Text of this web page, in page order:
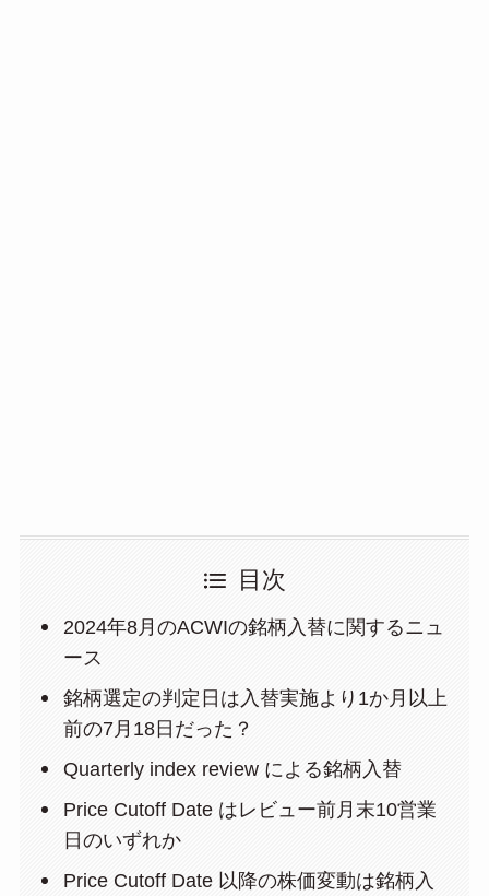
目次
2024年8月のACWIの銘柄入替に関するニュ
ース
銘柄選定の判定日は入替実施より1か月以上
前の7月18日だった？
Quarterly index review による銘柄入替
Price Cutoff Date はレビュー前月末10営業
日のいずれか
Price Cutoff Date 以降の株価変動は銘柄入